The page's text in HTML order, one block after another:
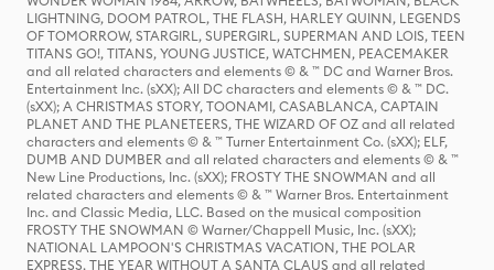
LIGHTNING, DOOM PATROL, THE FLASH, HARLEY QUINN, LEGENDS
OF TOMORROW, STARGIRL, SUPERGIRL, SUPERMAN AND LOIS, TEEN
TITANS GO!, TITANS, YOUNG JUSTICE, WATCHMEN, PEACEMAKER
and all related characters and elements © & ™ DC and Warner Bros.
Entertainment Inc. (sXX); All DC characters and elements © & ™ DC.
(sXX); A CHRISTMAS STORY, TOONAMI, CASABLANCA, CAPTAIN
PLANET AND THE PLANETEERS, THE WIZARD OF OZ and all related
characters and elements © & ™ Turner Entertainment Co. (sXX); ELF,
DUMB AND DUMBER and all related characters and elements © & ™
New Line Productions, Inc. (sXX); FROSTY THE SNOWMAN and all
related characters and elements © & ™ Warner Bros. Entertainment
Inc. and Classic Media, LLC. Based on the musical composition
FROSTY THE SNOWMAN © Warner/Chappell Music, Inc. (sXX);
NATIONAL LAMPOON'S CHRISTMAS VACATION, THE POLAR
EXPRESS, THE YEAR WITHOUT A SANTA CLAUS and all related